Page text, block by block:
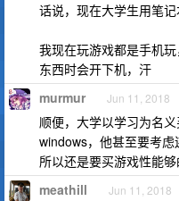
话说，现在大学生用笔
我现在玩游戏都是手机
东西时会开下机，汗
murmur Jun 11, 2018
顺便，大学以学习为名
windows，他甚至要考
所以还是要买游戏性能
meathill Jun 11, 2018